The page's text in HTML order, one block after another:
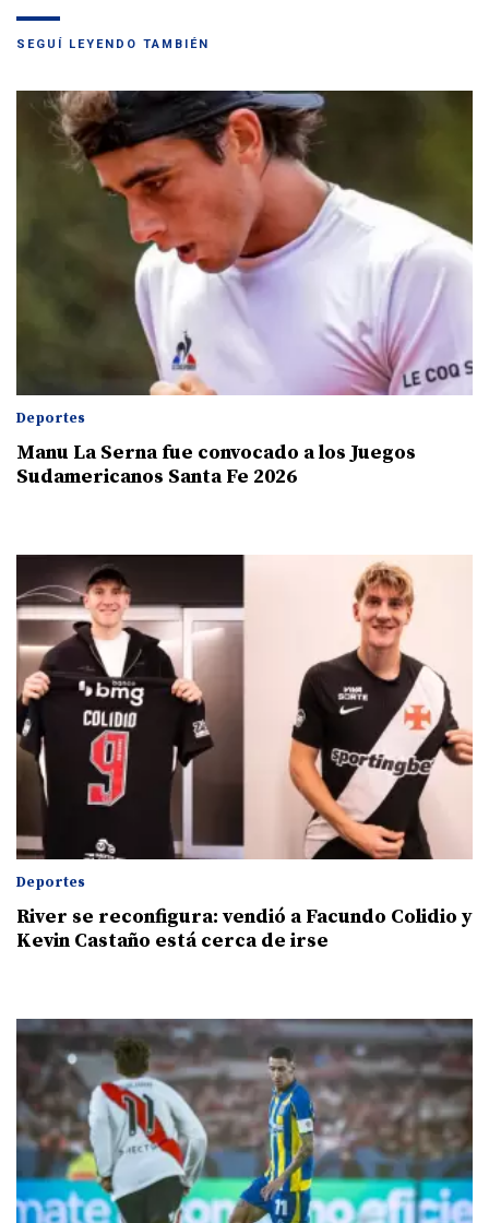
SEGUÍ LEYENDO TAMBIÉN
Deportes
Manu La Serna fue convocado a los Juegos
Sudamericanos Santa Fe 2026
Deportes
River se reconfigura: vendió a Facundo Colidio y
Kevin Castaño está cerca de irse